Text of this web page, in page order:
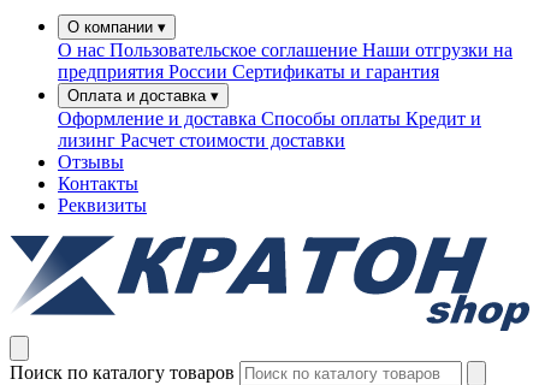
О компании ▾
О нас Пользовательское соглашение Наши отгрузки на
предприятия России Сертификаты и гарантия
Оплата и доставка ▾
Оформление и доставка Способы оплаты Кредит и
лизинг Расчет стоимости доставки
Отзывы
Контакты
Реквизиты
Поиск по каталогу товаров